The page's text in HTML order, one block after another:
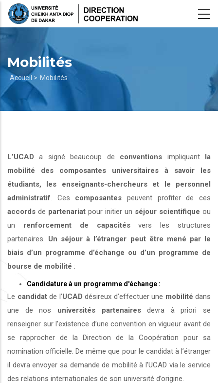
Aller
Mobilités
Fil
d'Ariane
Accueil > Mobilités
L’UCAD a signé beaucoup de conventions impliquant la
mobilité des composantes universitaires à savoir les
étudiants, les enseignants-chercheurs et le personnel
administratif . Ces composantes peuvent profiter de ces
accords de partenariat pour initier un séjour scientifique ou
un renforcement de capacitésvers les structures
partenaires. Un séjour à l’étranger peut être mené par le
biais d’un programme d’échange ou d’un programme de
bourse de mobilité :
Candidature à un programme d'échange :
Le candidatde l’UCAD désireux d’effectuer une mobilité dans
une de nos universités partenairesdevra à priori se
renseigner sur l’existence d’une convention en vigueur avant de
se rapprocher de la Direction de la Coopération pour sa
nomination officielle. De même que pour le candidat à l’étranger
il devra envoyer sa demande de mobilité à l’UCAD via le service
des relations internationales de son université d’origine.